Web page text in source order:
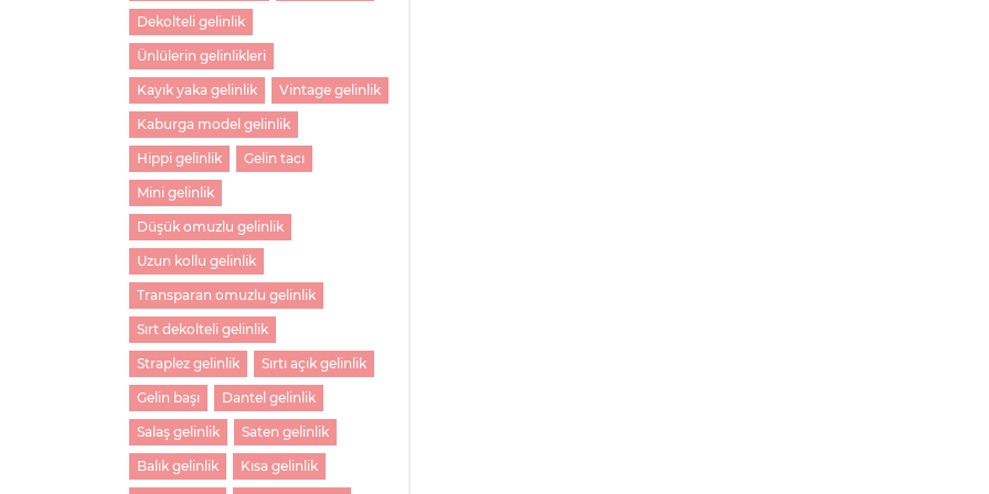
Dekolteli gelinlik
Ünlülerin gelinlikleri
Kayık yaka gelinlik Vintage gelinlik
Kaburga model gelinlik
Hippi gelinlik Gelin tacı
Mini gelinlik
Düşük omuzlu gelinlik
Uzun kollu gelinlik
Transparan omuzlu gelinlik
Sırt dekolteli gelinlik
Straplez gelinlik Sırtı açık gelinlik
Gelin başı Dantel gelinlik
Salaş gelinlik Saten gelinlik
Balık gelinlik Kısa gelinlik